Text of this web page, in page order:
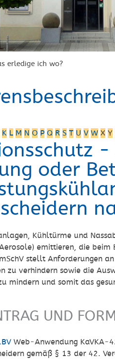
erledige ich wo?
K L M N O P Q R S T U V W X Y
oder
Kühltürme und
emittieren, die beim
stellt Anforderungen
zu verhindern sowie die
mindern und somit das
UND
Web-Anwendung KaVKA-
gemäß § 13 der 42.